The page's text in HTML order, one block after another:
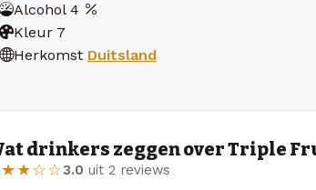
Alcohol 4
Kleur 7
Herkomst Duitsland
drinkers zeggen over Triple
3.0 uit 2 reviews